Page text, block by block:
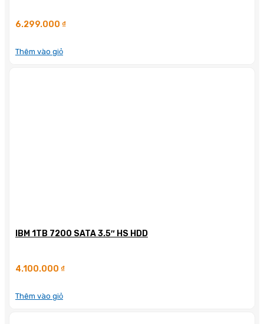
6.299.000 ₫
Thêm vào giỏ
IBM 1TB 7200 SATA 3.5″ HS HDD
4.100.000 ₫
Thêm vào giỏ